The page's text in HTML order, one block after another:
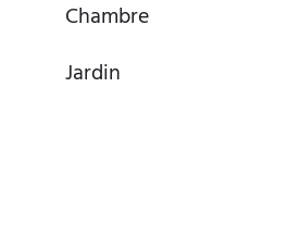
Chambre
Jardin